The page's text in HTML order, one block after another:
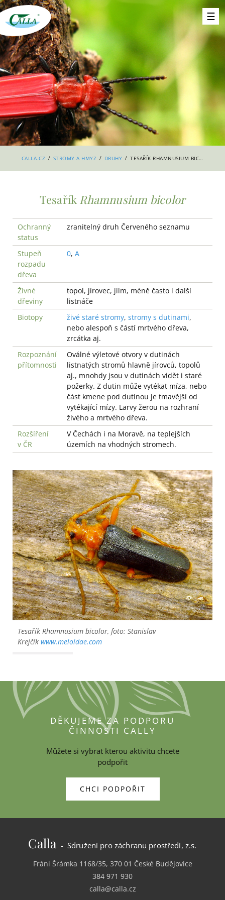
CALLA.CZ / STROMY A HMYZ / DRUHY / TESAŘÍK RHAMNUSIUM BICOLOR
Tesařík Rhamnusium bicolor
Ochranný
status
zranitelný druh Červeného seznamu
Stupeň
rozpadu
dřeva
0, A
Živné
dřeviny
topol, jírovec, jilm, méně často i další
listnáče
Biotopy
živé staré stromy, stromy s dutinami,
nebo alespoň s částí mrtvého dřeva,
zrcátka aj.
Rozpoznání
přítomnosti
Oválné výletové otvory v dutinách
listnatých stromů hlavně jírovců, topolů
aj., mnohdy jsou v dutinách vidět i staré
požerky. Z dutin může vytékat míza, nebo
část kmene pod dutinou je tmavější od
vytékající mízy. Larvy žerou na rozhraní
živého a mrtvého dřeva.
Rozšíření
v ČR
V Čechách i na Moravě, na teplejších
územích na vhodných stromech.
Tesařík Rhamnusium bicolor, foto: Stanislav
Krejčík www.meloidae.com
DĚKUJEME ZA PODPORU
ČINNOSTI CALLY
Můžete si vybrat kterou aktivitu chcete
podpořit
CHCI PODPOŘIT
Calla - Sdružení pro záchranu prostředí, z.s.
Fráni Šrámka 1168/35, 370 01 České Budějovice
384 971 930
calla@calla.cz